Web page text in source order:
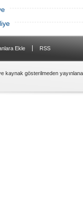
Ekle RSS
kaynak gösterilmeden